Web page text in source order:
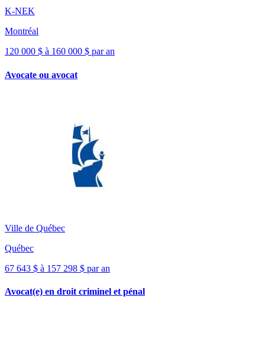
K-NEK
Montréal
120 000 $ à 160 000 $ par an
Avocate ou avocat
Ville de Québec
Québec
67 643 $ à 157 298 $ par an
Avocat(e) en droit criminel et pénal